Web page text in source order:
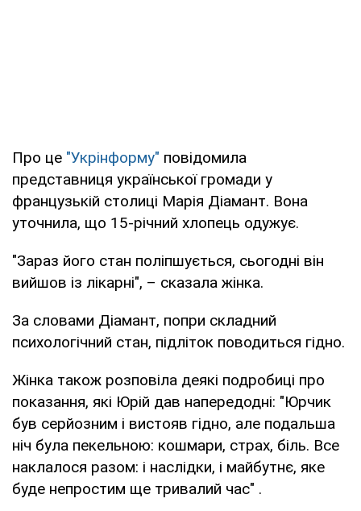
Про це "Укрінформу" повідомила
представниця української громади у
французькій столиці Марія Діамант. Вона
уточнила, що 15-річний хлопець одужує.
"Зараз його стан поліпшується, сьогодні він
вийшов із лікарні", – сказала жінка.
За словами Діамант, попри складний
психологічний стан, підліток поводиться гідно.
Жінка також розповіла деякі подробиці про
показання, які Юрій дав напередодні: "Юрчик
був серйозним і вистояв гідно, але подальша
ніч була пекельною: кошмари, страх, біль. Все
наклалося разом: і наслідки, і майбутнє, яке
буде непростим ще тривалий час" .